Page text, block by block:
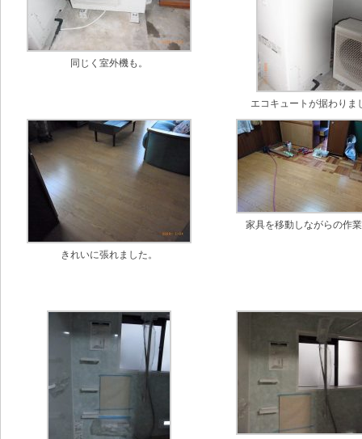
同じく室外機も。
エコキュートが据わりま
きれいに張れました。
家具を移動しながらの作